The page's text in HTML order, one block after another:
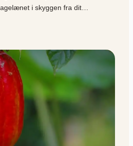
i skyggen fra dit…